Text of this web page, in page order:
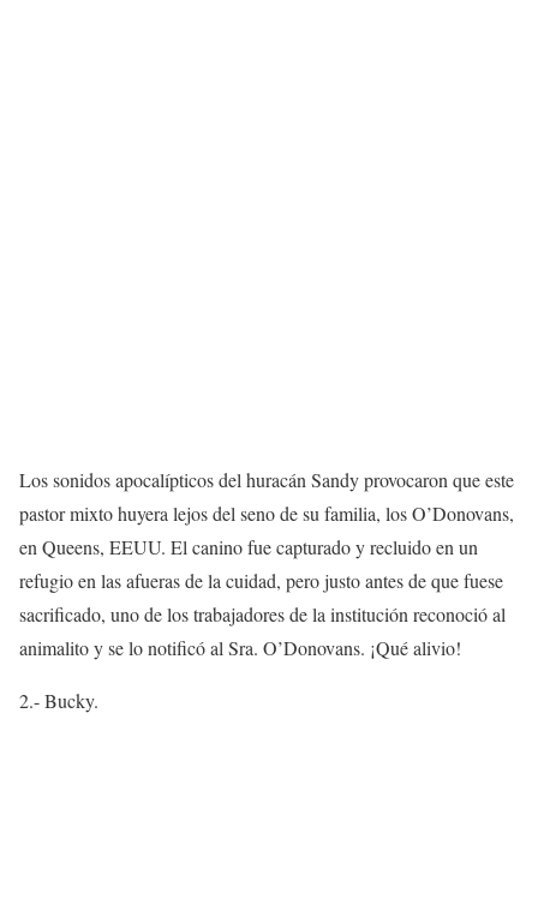
Los sonidos apocalípticos del huracán Sandy provocaron que este
pastor mixto huyera lejos del seno de su familia, los O’Donovans,
en Queens, EEUU. El canino fue capturado y recluido en un
refugio en las afueras de la cuidad, pero justo antes de que fuese
sacrificado, uno de los trabajadores de la institución reconoció al
animalito y se lo notificó al Sra. O’Donovans. ¡Qué alivio!
2.- Bucky.